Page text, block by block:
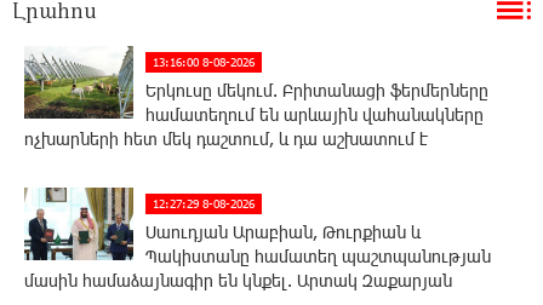
Լրահոս
13:16:00 8-08-2026
Երկուսը մեկում. Բրիտանացի ֆերմերները
համատեղում են արևային վահանակները
ոչխարների հետ մեկ դաշտում, և դա աշխատում է
12:27:29 8-08-2026
Սաուդյան Արաբիան, Թուրքիան և
Պակիստանը համատեղ պաշտպանության
մասին համաձայնագիր են կնքել. Արտակ Զաքարյան